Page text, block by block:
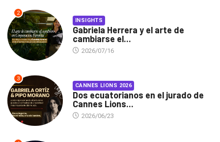
2
INSIGHTS
Gabriela Herrera y el arte de
cambiarse el...
2026/07/16
3
CANNES LIONS 2026
Dos ecuatorianos en el jurado de
Cannes Lions...
2026/06/23